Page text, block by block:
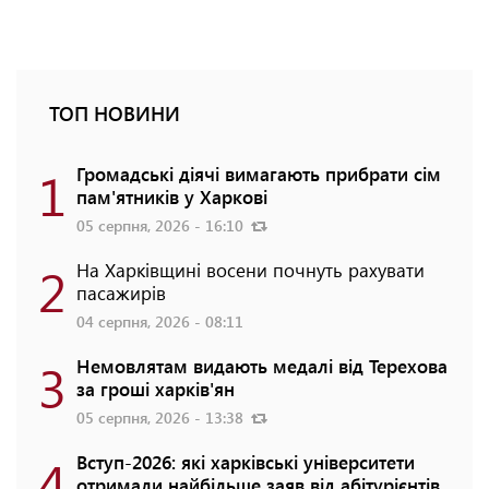
ТОП НОВИНИ
1 Громадські діячі вимагають прибрати сім
пам'ятників у Харкові
05 серпня, 2026 - 16:10
2 На Харківщині восени почнуть рахувати
пасажирів
04 серпня, 2026 - 08:11
3 Немовлятам видають медалі від Терехова
за гроші харків'ян
05 серпня, 2026 - 13:38
Вступ-2026: які харківські університети